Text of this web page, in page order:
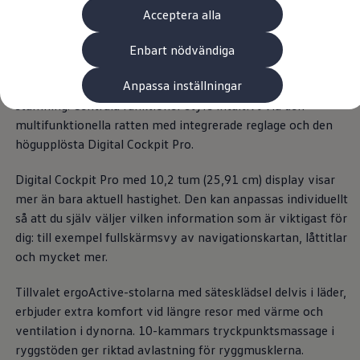
Acceptera alla
Enbart nödvändiga
Anpassa inställningar
Skadereparation
ServiceCam
Service av elbilar
Tillbehör
Interiör- och exteriörskydd
Underhållning och elektronik
Laddbox och laddningskablar
Modellspecifika tillbehör
Däck och fälg
Originaldelar
Bytesdelar
Ekonomidelar
Classic Parts
Volkswagenkortet
Förmåner och erbjudanden
Frågor och svar
Viktig kundinformation
Mobilitetsgaranti
Varnings- och kontrollampor
Återkallelser
2G/3G-nätet stängs ned – hur påverkas min
Tayron erbjuder en rymlig och högkvalitativ interiör tack
vare sin långa hjulbas. Tillvalet panoramasoltak med tilt-
och skjutfunktion skapar en behaglig känsla av rymd.
Ambientebelysningen finns i 10 färger (med möjlighet upp
till 30) så att du kan anpassa ljusmiljön i kupén efter
stämning. Centrala funktioner styrs intuitivt via den
multifunktionella ratten med integrerade reglage och den
högupplösta Digital Cockpit Pro.
Digital Cockpit Pro med 10,2 tum (25,91 cm) display visar
mer än bara aktuell hastighet. Den kan anpassas individuellt
så att du själv väljer vilken information som är viktigast för
dig: till exempel fullskärmsvy av navigationskartan, låttitlar
och mycket mer.
Tillvalet ergoActive-stolarna med sätesklädsel delvis i läder,
erbjuder extra komfort vid längre resor med värme och
ventilation i dynorna. 10-kammars tryckpunktsmassage i
ryggstöden ger riktad avlastning för ryggmusklerna.